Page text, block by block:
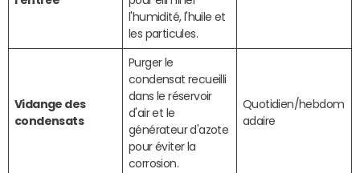
l'humidité, l'huile et
les particules.
Vidange des
condensats
Purger le
condensat recueilli
dans le réservoir
d'air et le
générateur d'azote
pour éviter la
corrosion.
Quotidien/hebdom
adaire